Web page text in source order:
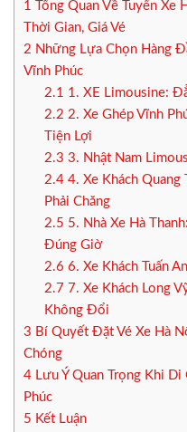
1
Tổng Quan Về Tuyến Xe
Thời Gian, Giá Vé
2 Những Lựa Chọn Hàng
Vĩnh Phúc
2.1 1. XE Limousine:
2.2 2. Xe Ghép Vĩnh
Tiện Lợi
2.3 3. Nhật Nam
2.44. Xe Khách Quang
Phải Chăng
2.5 5. Nhà Xe Hà
Đúng Giờ
2.6 6. Xe Khách Tuấn
2.7 7. Xe Khách Long
Không Đổi
3 Bí Quyết Đặt Vé Xe Hà
Chóng
4 Lưu Ý Quan Trọng Khi
Phúc
5 Kết Luận